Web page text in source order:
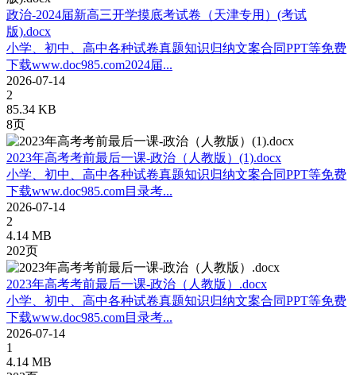
政治-2024届新高三开学摸底考试卷（天津专用）(考试
版).docx
小学、初中、高中各种试卷真题知识归纳文案合同PPT等免费
下载www.doc985.com2024届...
2026-07-14
2
85.34 KB
8页
2023年高考考前最后一课-政治（人教版）(1).docx
小学、初中、高中各种试卷真题知识归纳文案合同PPT等免费
下载www.doc985.com目录考...
2026-07-14
2
4.14 MB
202页
2023年高考考前最后一课-政治（人教版）.docx
小学、初中、高中各种试卷真题知识归纳文案合同PPT等免费
下载www.doc985.com目录考...
2026-07-14
1
4.14 MB